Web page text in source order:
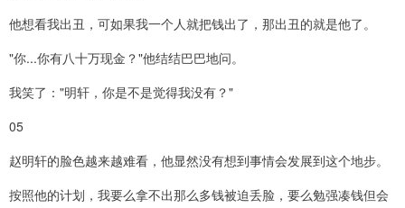
他想看我出丑，可如果我一个人就把钱出了，那出丑的就是他了。
"你...你有八十万现金？"他结结巴巴地问。
我笑了："明轩，你是不是觉得我没有？"
05
赵明轩的脸色越来越难看，他显然没有想到事情会发展到这个地步。
按照他的计划，我要么拿不出那么多钱被迫丢脸，要么勉强凑钱但会